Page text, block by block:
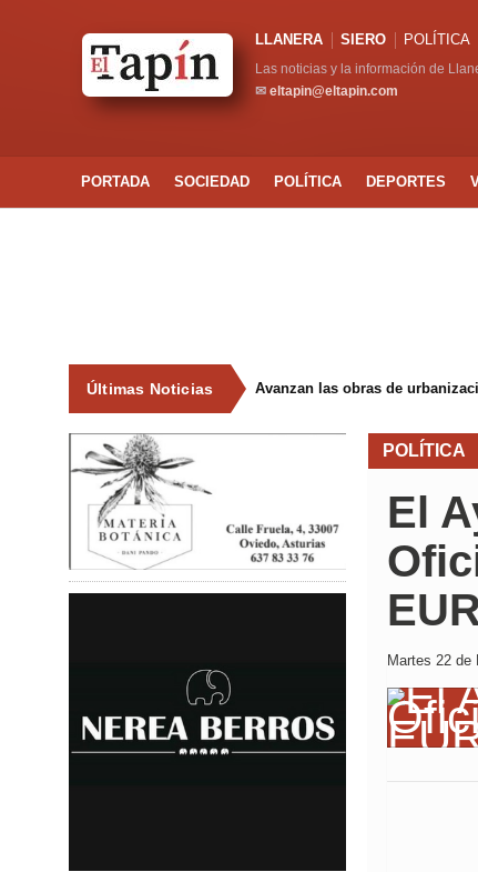
LLANERA SIERO POLÍTICA
Las noticias y la información de
✉ eltapin@eltapin.com
PORTADA SOCIEDAD POLÍTICA DEPORTES
Últimas Noticias Avanzan las obras de
POLÍTICA
El
Martes 22 de